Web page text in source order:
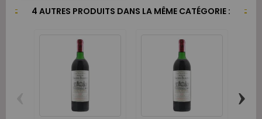
4 AUTRES PRODUITS DANS LA MÊME CATÉGORIE :
›